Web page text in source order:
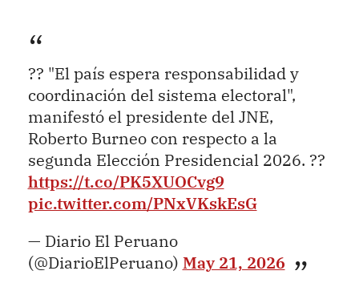
?? "El país espera responsabilidad y
coordinación del sistema electoral",
manifestó el presidente del JNE,
Roberto Burneo con respecto a la
segunda Elección Presidencial 2026. ??
https://t.co/PK5XUOCvg9
pic.twitter.com/PNxVKskEsG
— Diario El Peruano
(@DiarioElPeruano) May 21, 2026